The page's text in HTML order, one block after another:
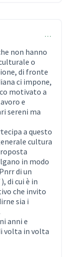
…
non hanno
o
di fronte
ci impone,
motivato a
e
sereni ma
a questo
cultura
in modo
di un
di cui è in
che invito
sia i
anni e
volta in volta